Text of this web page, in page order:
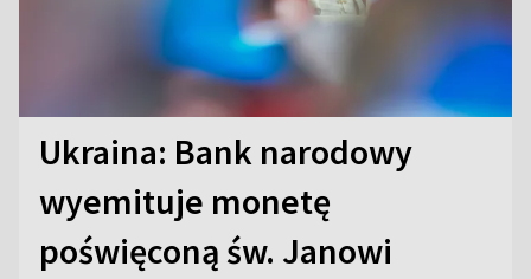
Ukraina: Bank narodowy
wyemituje monetę
poświęconą św. Janowi